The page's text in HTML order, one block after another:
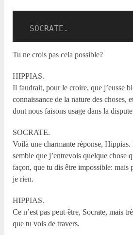
  SOCRATE.
Tu ne crois pas cela possible?
HIPPIAS.
Il faudrait, pour le croire, que j’eusse
connaissance de la nature des choses,
dont nous faisons usage dans la
SOCRATE.
Voilà une charmante réponse,
semble que j’entrevois quelque chose
façon, que tu dis être impossible: mais
je rien.
HIPPIAS.
Ce n’est pas peut-être, Socrate, mais
que tu vois de travers.